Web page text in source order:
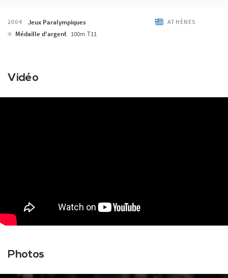
2004 Jeux Paralympiques ATHÈNES
Médaille d'argent 100m T11
Vidéo
Photos